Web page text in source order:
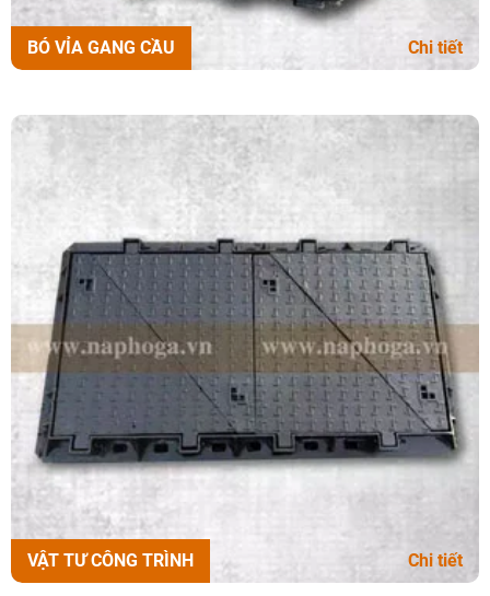
BÓ VỈA GANG CẦU Chi tiết
VẬT TƯ CÔNG TRÌNH Chi tiết